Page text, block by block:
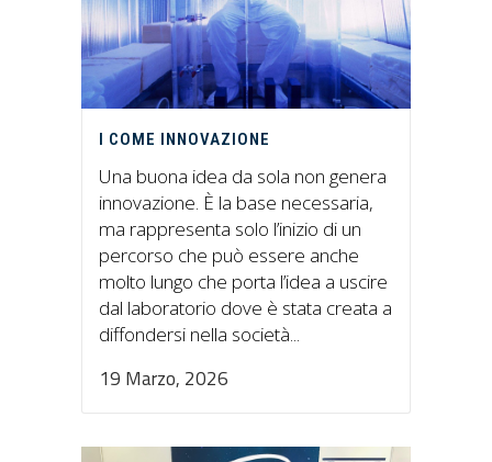
I COME INNOVAZIONE
Una buona idea da sola non genera
innovazione. È la base necessaria,
ma rappresenta solo l’inizio di un
percorso che può essere anche
molto lungo che porta l’idea a uscire
dal laboratorio dove è stata creata a
diffondersi nella società...
19 Marzo, 2026